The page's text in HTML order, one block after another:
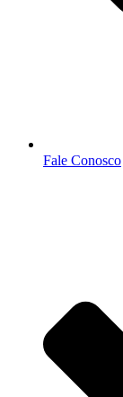
Fale Conosco